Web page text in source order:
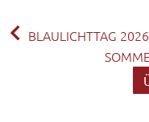
BLAULICHTTAG